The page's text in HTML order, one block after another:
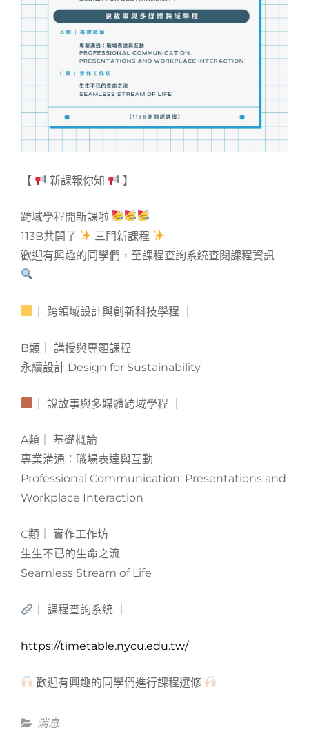
【 新課報你知 】
跨域學程開新課啦
113B共開了
三門新課程
歡迎有興趣的同學們，至課程查詢系統查閱課程資訊
｜ 跨領域設計與創新科技學程 ｜
B類｜ 講授與專題課程
永續設計 Design for Sustainability
｜ 說故事與多媒體跨域學程 ｜
A類｜ 基礎概論
專業溝通：職場表達與互動
Professional Communication: Presentations and
Workplace Interaction
C類｜ 實作工作坊
生生不已的生命之流
Seamless Stream of Life
｜ 課程查詢系統 ｜
https://timetable.nycu.edu.tw/
歡迎有興趣的同學們進行課程選修
Categories
消息